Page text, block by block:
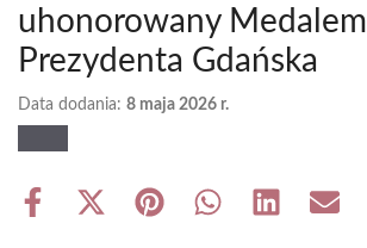
uhonorowany Medalem
Prezydenta Gdańska
Data dodania: 8 maja 2026 r.
Share
Share Share Share Share Share